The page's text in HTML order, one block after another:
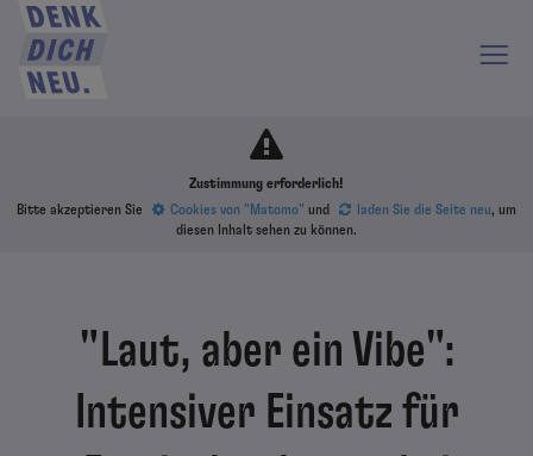
Zustimmung erforderlich!
Bitte akzeptieren Sie
Cookies von "Matomo" und laden Sie die Seite neu, um
diesen Inhalt sehen zu können.
"Laut, aber ein Vibe":
Intensiver Einsatz für